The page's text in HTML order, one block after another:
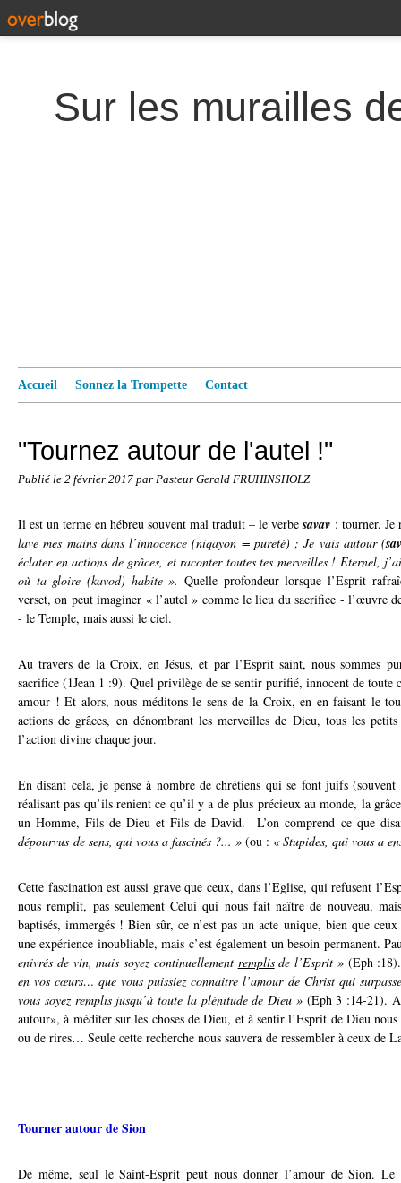
Accueil Sonnez la Trompette Contact
"Tournez autour de l'autel !"
Publié le 2 février 2017 par Pasteur Gerald FRUHINSHOLZ
Il est un terme en hébreu souvent mal traduit – le verbesavav : tourner.
lave mes mains dans l’innocence (niqayon = pureté) ; Je vais autour (
éclater en actions de grâces, et raconter toutes tes merveilles ! Eternel,
où ta gloire (kavod) habite ». Quelle profondeur lorsque l’Esprit
verset, on peut imaginer « l’autel » comme le lieu du sacrifice - l’œuvre
- le Temple, mais aussi le ciel.
Au travers de la Croix, en Jésus, et par l’Esprit saint, nous sommes
sacrifice (1Jean 1 :9). Quel privilège de se sentir purifié, innocent de toute
amour ! Et alors, nous méditons le sens de la Croix, en en faisant le
actions de grâces, en dénombrant les merveilles de Dieu, tous les
l’action divine chaque jour.
En disant cela, je pense à nombre de chrétiens qui se font juifs
réalisant pas qu’ils renient ce qu’il y a de plus précieux au monde, la
un Homme, Fils de Dieu et Fils de David. L’on comprend ce que
dépourvus de sens, qui vous a fascinés ?... » (ou : « Stupides, qui vous a
Cette fascination est aussi grave que ceux, dans l’Eglise, qui refusent
nous remplit, pas seulement Celui qui nous fait naître de nouveau,
baptisés, immergés ! Bien sûr, ce n’est pas un acte unique, bien que
une expérience inoubliable, mais c’est également un besoin permanent.
enivrés de vin, mais soyez continuellement remplisde l’Esprit » (Eph
en vos cœurs… que vous puissiez connaitre l’amour de Christ qui
vous soyez remplisjusqu’à toute la plénitude de Dieu » (Eph 3 :14-21).
autour», à méditer sur les choses de Dieu, et à sentir l’Esprit de Dieu
ou de rires… Seule cette recherche nous sauvera de ressembler à ceux de
Tourner autour de Sion
De même, seul le Saint-Esprit peut nous donner l’amour de Sion. Le